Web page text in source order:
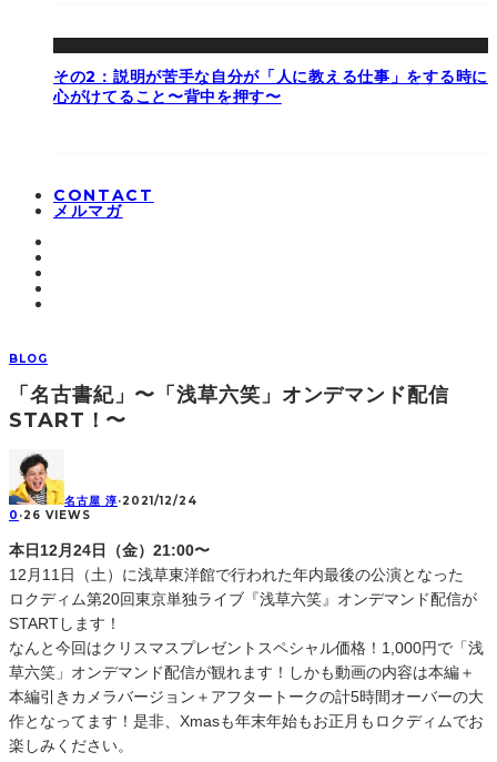
その2：説明が苦手な自分が「人に教える仕事」をする時に
心がけてること〜背中を押す〜
CONTACT
メルマガ
BLOG
「名古書紀」〜「浅草六笑」オンデマンド配信
START！〜
名古屋 淳·2021/12/24
0 ·26 VIEWS
本日12月24日（金）21:00〜
12月11日（土）に浅草東洋館で行われた年内最後の公演となった
ロクディム第20回東京単独ライブ『浅草六笑』オンデマンド配信が
STARTします！
なんと今回はクリスマスプレゼントスペシャル価格！1,000円で「浅
草六笑」オンデマンド配信が観れます！しかも動画の内容は本編＋
本編引きカメラバージョン＋アフタートークの計5時間オーバーの大
作となってます！是非、Xmasも年末年始もお正月もロクディムでお
楽しみください。